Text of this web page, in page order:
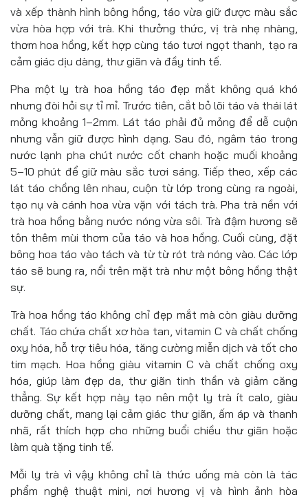
và xếp thành hình bông hồng, táo vừa giữ được màu sắc
vừa hòa hợp với trà. Khi thưởng thức, vị trà nhẹ nhàng,
thơm hoa hồng, kết hợp cùng táo tươi ngọt thanh, tạo ra
cảm giác dịu dàng, thư giãn và đầy tinh tế.
Pha một ly trà hoa hồng táo đẹp mắt không quá khó
nhưng đòi hỏi sự tỉ mỉ. Trước tiên, cắt bỏ lõi táo và thái lát
mỏng khoảng 1–2mm. Lát táo phải đủ mỏng để dễ cuộn
nhưng vẫn giữ được hình dạng. Sau đó, ngâm táo trong
nước lạnh pha chút nước cốt chanh hoặc muối khoảng
5–10 phút để giữ màu sắc tươi sáng. Tiếp theo, xếp các
lát táo chồng lên nhau, cuộn từ lớp trong cùng ra ngoài,
tạo nụ và cánh hoa vừa vặn với tách trà. Pha trà nền với
trà hoa hồng bằng nước nóng vừa sôi. Trà đậm hương sẽ
tôn thêm mùi thơm của táo và hoa hồng. Cuối cùng, đặt
bông hoa táo vào tách và từ từ rót trà nóng vào. Các lớp
táo sẽ bung ra, nổi trên mặt trà như một bông hồng thật
sự.
Trà hoa hồng táo không chỉ đẹp mắt mà còn giàu dưỡng
chất. Táo chứa chất xơ hòa tan, vitamin C và chất chống
oxy hóa, hỗ trợ tiêu hóa, tăng cường miễn dịch và tốt cho
tim mạch. Hoa hồng giàu vitamin C và chất chống oxy
hóa, giúp làm đẹp da, thư giãn tinh thần và giảm căng
thẳng. Sự kết hợp này tạo nên một ly trà ít calo, giàu
dưỡng chất, mang lại cảm giác thư giãn, ấm áp và thanh
nhã, rất thích hợp cho những buổi chiều thư giãn hoặc
làm quà tặng tinh tế.
Mỗi ly trà vì vậy không chỉ là thức uống mà còn là tác
phẩm nghệ thuật mini, nơi hương vị và hình ảnh hòa